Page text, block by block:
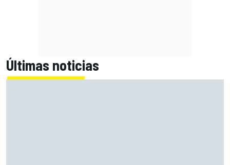
Últimas noticias